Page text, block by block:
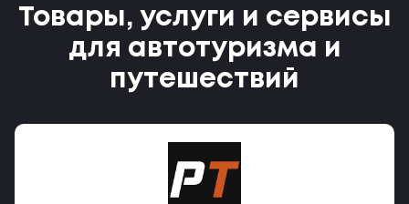
Товары, услуги и сервисы
для автотуризма и
путешествий